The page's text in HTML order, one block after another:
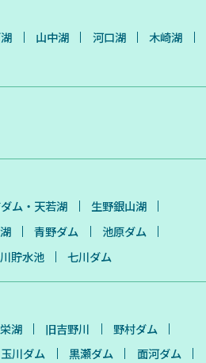
山中湖 河口湖
木崎湖
ム・天若湖
生野銀山湖
青野ダム
池原ダム
貯水池 七川ダム
湖 旧吉野川
野村ダム
玉川ダム 黒瀬ダム
面河ダム